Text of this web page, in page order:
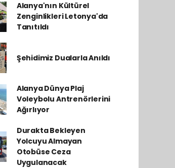
Alanya'nın Kültürel
Zenginlikleri Letonya'da
Tanıtıldı
Şehidimiz Dualarla Anıldı
Alanya Dünya Plaj
Voleybolu Antrenörlerini
Ağırlıyor
Durakta Bekleyen
Yolcuyu Almayan
Otobüse Ceza
Uygulanacak